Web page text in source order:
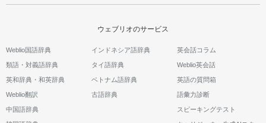
ウェブリオのサービス
Weblio国語辞典
類語・対義語辞典
英和辞典・和英辞典
Weblio翻訳
中国語辞典
インドネシア語辞典
タイ語辞典
ベトナム語辞典
古語辞典
英会話コラム
Weblio英会話
英語の質問箱
語彙力診断
スピーキングテスト